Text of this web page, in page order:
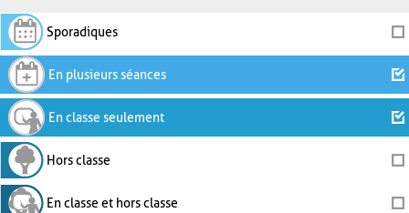
Sporadiques
En plusieurs séances
En classe seulement
Hors classe
En classe et hors classe